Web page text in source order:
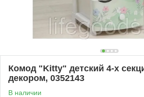
Комод "Kitty" детский 4-х
декором, 0352143
В наличии